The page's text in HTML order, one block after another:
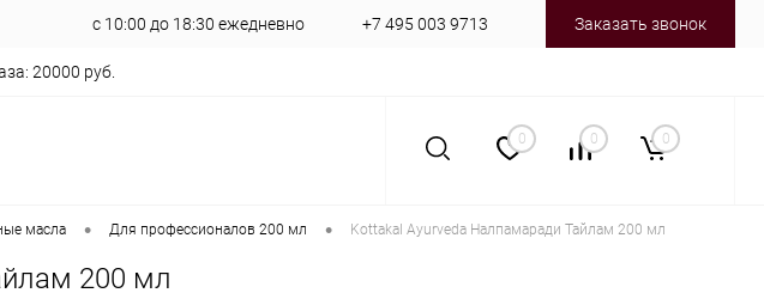
с 10:00 до 18:30 ежедневно +7 495 003 9713 Заказать звонок
20000 руб.
0 0 0
масла • Для профессионалов 200 мл • Kottakal Ayurveda Налпамаради Тайлам 200 мл
200 мл